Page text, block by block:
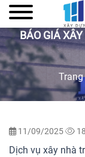
BÁO GIÁ
11/09/2025
Dịch vụ xây nhà